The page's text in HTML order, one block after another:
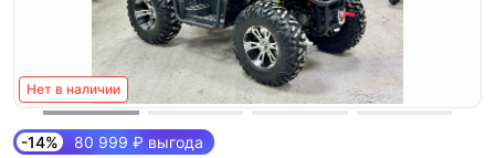
Нет в наличии
-14% 80 999 ₽ выгода